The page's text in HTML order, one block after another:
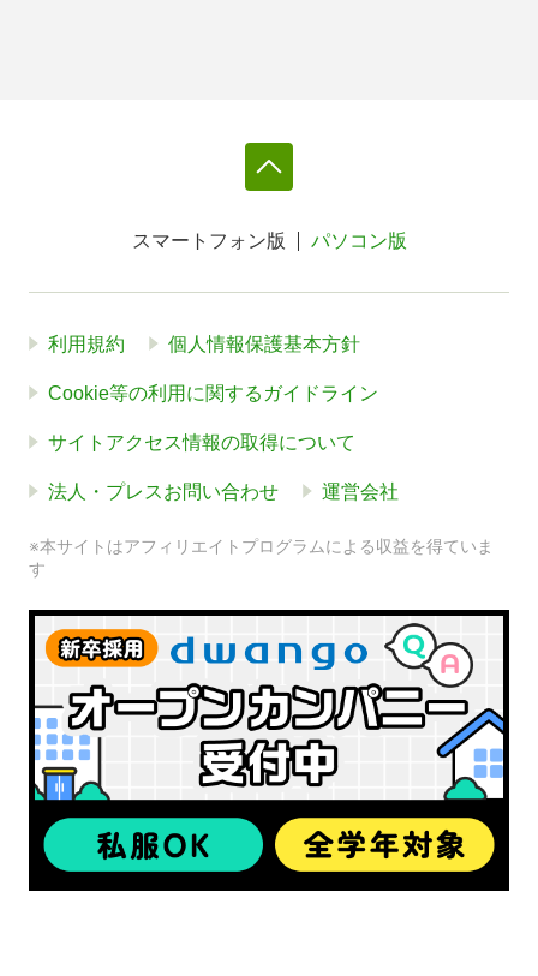
スマートフォン版 パソコン版
利用規約 個人情報保護基本方針
Cookie等の利用に関するガイドライン
サイトアクセス情報の取得について
法人・プレスお問い合わせ 運営会社
※本サイトはアフィリエイトプログラムによる収益を得ていま
す